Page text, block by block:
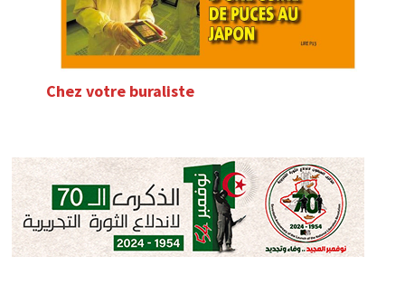
Chez votre buraliste